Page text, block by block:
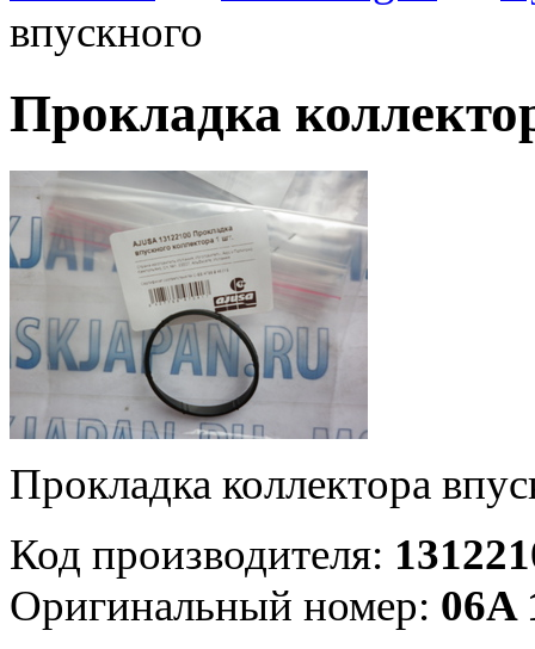
впускного
Прокладка
Прокладка коллектора
Код производителя:
Оригинальный номер: 06A